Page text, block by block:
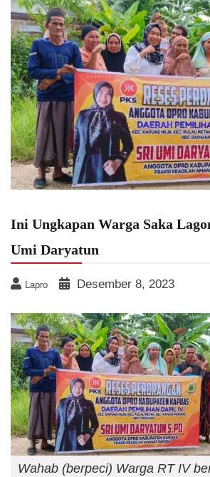
Ini Ungkapan Warga Saka
Umi Daryatun
Lapro Desember 8, 2023
Wahab (berpeci) Warga RT IV